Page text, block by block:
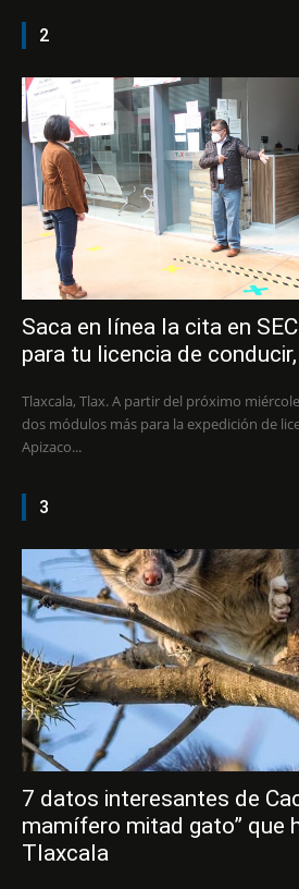
2
Saca en línea la cita en
para tu licencia de
Tlaxcala, Tlax. A partir del próximo
dos módulos más para la expedición de
Apizaco...
3
7 datos interesantes de
mamífero mitad gato” que
Tlaxcala